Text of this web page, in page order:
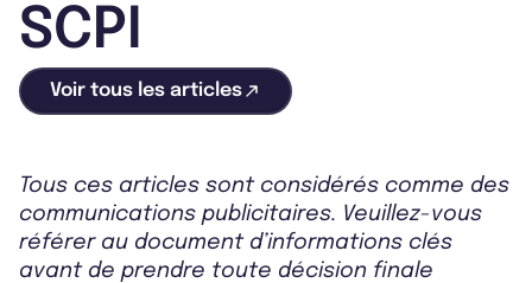
SCPI
Voir tous les articles
Tous ces articles sont considérés comme des
communications publicitaires. Veuillez-vous
référer au document d’informations clés
avant de prendre toute décision finale